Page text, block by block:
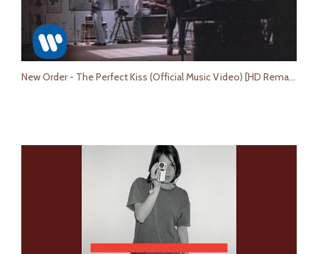
New Order - The Perfect Kiss (Official Music Video) [HD Remaster]